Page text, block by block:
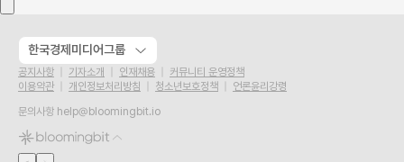
한국경제미디어그룹
공지사항 기자소개 인재채용
커뮤니티 운영정책
이용약관
개인정보처리방침 청소년보호정책
언론윤리강령
문의사항 help@bloomingbit.io